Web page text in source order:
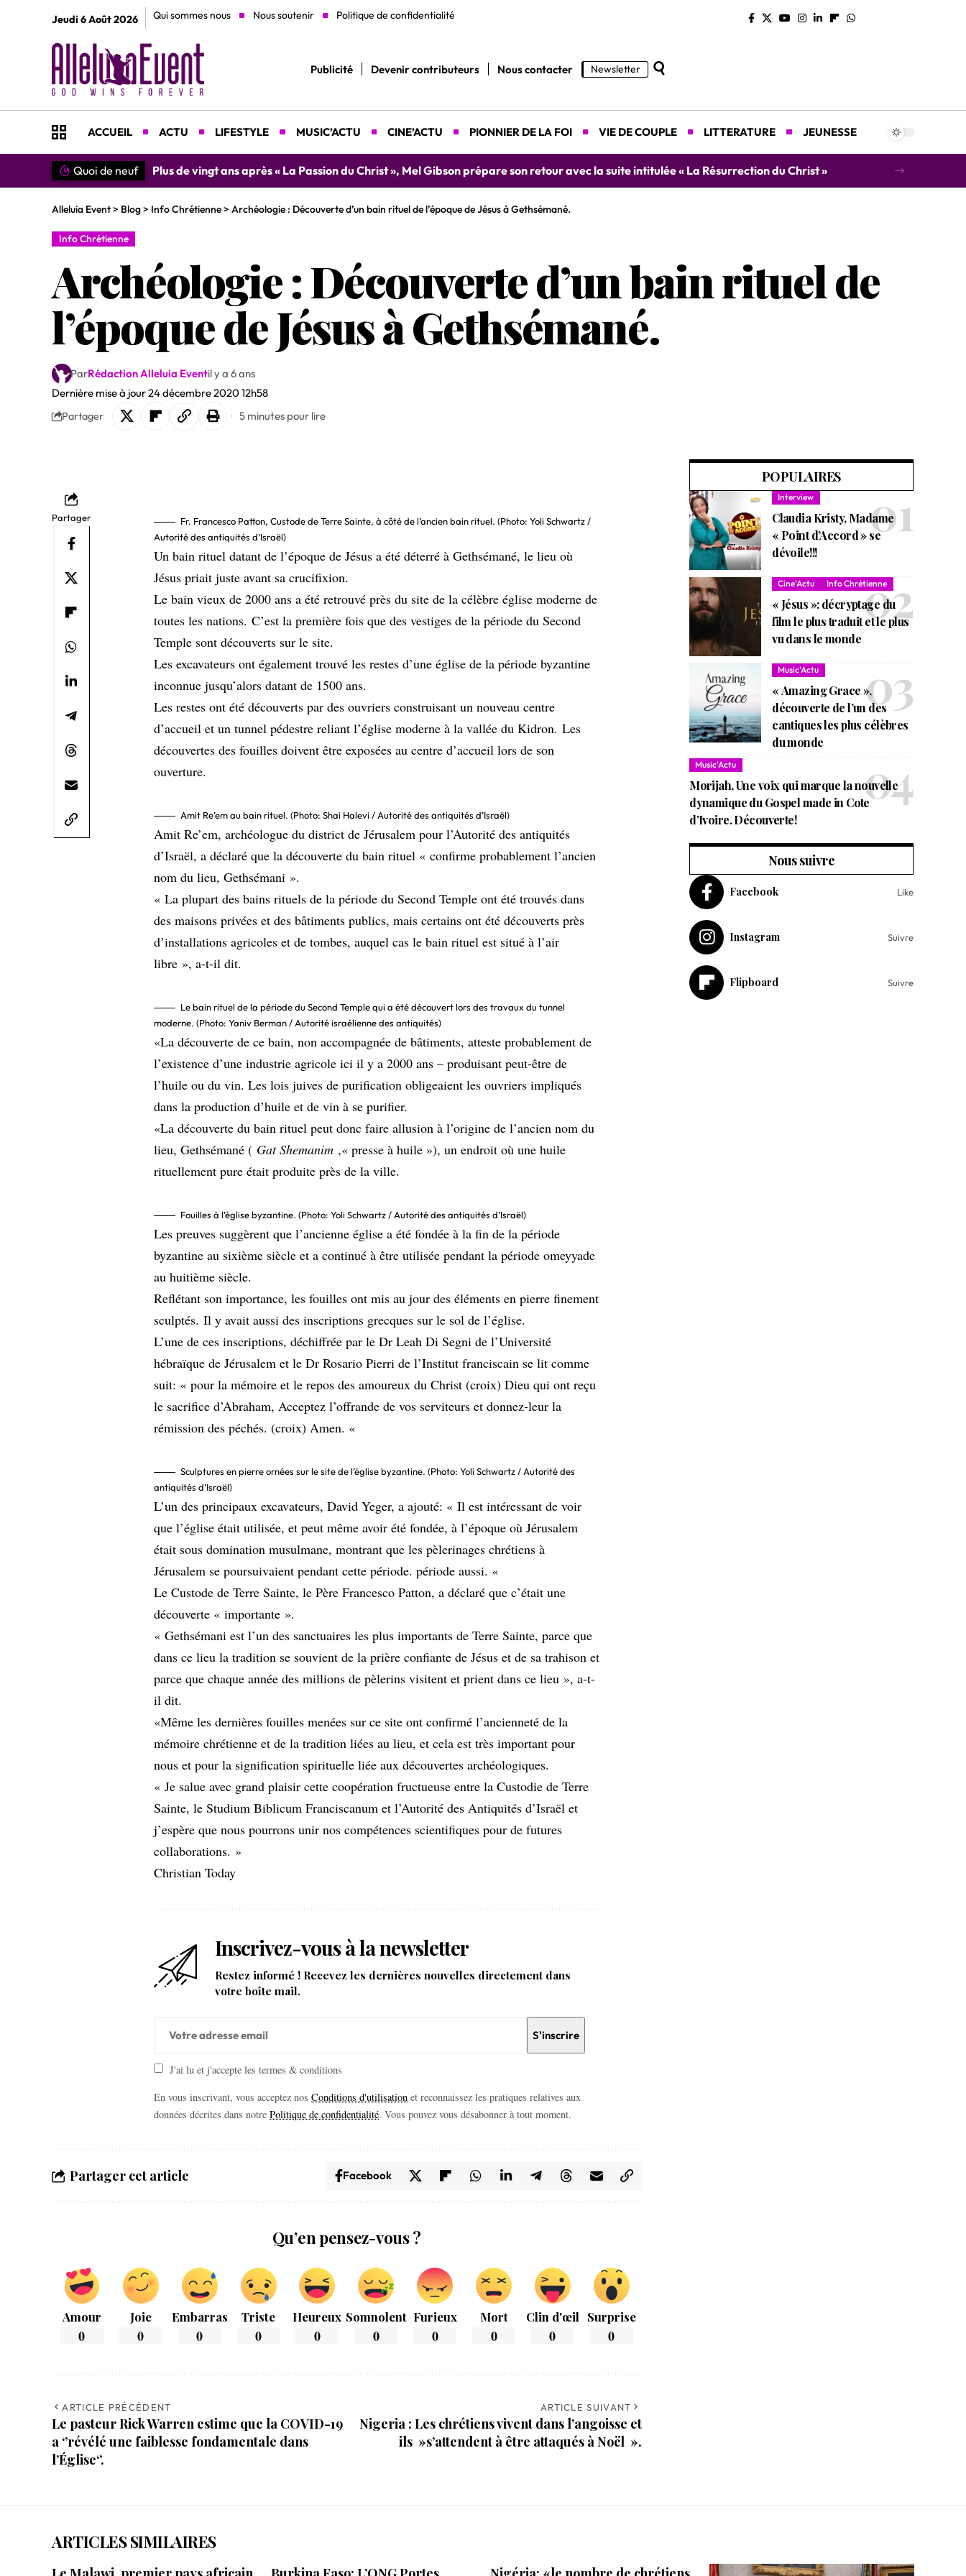
Jeudi 6 Août 2026 Qui sommes nous Nous soutenir Politique de confidentialité
Publicité Devenir contributeurs Nous contacter Newsletter
ACCUEIL ACTU LIFESTYLE MUSIC’ACTU CINE’ACTU PIONNIER DE LA FOI VIE DE COUPLE LITTERATURE JEUNESSE
Quoi de neuf
du Christ » »SIMPLEMENT MERCI » : Chantre Lyah donne rendez-vous le 9 août prochain à Abidjan pour un concert caritatif au profit des orphelins
Alleluia Event> Blog> Info Chrétienne> Archéologie : Découverte d’un bain rituel de l’époque de Jésus à Gethsémané.
Info Chrétienne
Archéologie : Découverte d’un bain rituel de
l’époque de Jésus à Gethsémané.
Dernière mise à jour 24 décembre 2020 12h58
ParRédaction Alleluia Eventil y a 6 ans
Partager 5 minutes pour lire
Partager
Fr. Francesco Patton, Custode de Terre Sainte, à côté de l’ancien bain rituel. (Photo: Yoli Schwartz /
Autorité des antiquités d’Israël)
Un bain rituel datant de l’époque de Jésus a été déterré à Gethsémané, le lieu où
Jésus priait juste avant sa crucifixion.
Le bain vieux de 2000 ans a été retrouvé près du site de la célèbre église moderne de
toutes les nations. C’est la première fois que des vestiges de la période du Second
Temple sont découverts sur le site.
Les excavateurs ont également trouvé les restes d’une église de la période byzantine
inconnue jusqu’alors datant de 1500 ans.
Les restes ont été découverts par des ouvriers construisant un nouveau centre
d’accueil et un tunnel pédestre reliant l’église moderne à la vallée du Kidron. Les
découvertes des fouilles doivent être exposées au centre d’accueil lors de son
ouverture.
Amit Re’em au bain rituel. (Photo: Shai Halevi / Autorité des antiquités d’Israël)
Amit Re’em, archéologue du district de Jérusalem pour l’Autorité des antiquités
d’Israël, a déclaré que la découverte du bain rituel « confirme probablement l’ancien
nom du lieu, Gethsémani ».
« La plupart des bains rituels de la période du Second Temple ont été trouvés dans
des maisons privées et des bâtiments publics, mais certains ont été découverts près
d’installations agricoles et de tombes, auquel cas le bain rituel est situé à l’air
libre », a-t-il dit.
Le bain rituel de la période du Second Temple qui a été découvert lors des travaux du tunnel
moderne. (Photo: Yaniv Berman / Autorité israélienne des antiquités)
«La découverte de ce bain, non accompagnée de bâtiments, atteste probablement de
l’existence d’une industrie agricole ici il y a 2000 ans – produisant peut-être de
l’huile ou du vin. Les lois juives de purification obligeaient les ouvriers impliqués
dans la production d’huile et de vin à se purifier.
«La découverte du bain rituel peut donc faire allusion à l’origine de l’ancien nom du
lieu, Gethsémané ( Gat Shemanim ,« presse à huile »), un endroit où une huile
rituellement pure était produite près de la ville.
Fouilles à l’église byzantine. (Photo: Yoli Schwartz / Autorité des antiquités d’Israël)
Les preuves suggèrent que l’ancienne église a été fondée à la fin de la période
byzantine au sixième siècle et a continué à être utilisée pendant la période omeyyade
au huitième siècle.
Reflétant son importance, les fouilles ont mis au jour des éléments en pierre finement
sculptés. Il y avait aussi des inscriptions grecques sur le sol de l’église.
L’une de ces inscriptions, déchiffrée par le Dr Leah Di Segni de l’Université
hébraïque de Jérusalem et le Dr Rosario Pierri de l’Institut franciscain se lit comme
suit: « pour la mémoire et le repos des amoureux du Christ (croix) Dieu qui ont reçu
le sacrifice d’Abraham, Acceptez l’offrande de vos serviteurs et donnez-leur la
rémission des péchés. (croix) Amen. «
Sculptures en pierre ornées sur le site de l’église byzantine. (Photo: Yoli Schwartz / Autorité des
antiquités d’Israël)
L’un des principaux excavateurs, David Yeger, a ajouté: « Il est intéressant de voir
que l’église était utilisée, et peut même avoir été fondée, à l’époque où Jérusalem
était sous domination musulmane, montrant que les pèlerinages chrétiens à
Jérusalem se poursuivaient pendant cette période. période aussi. «
Le Custode de Terre Sainte, le Père Francesco Patton, a déclaré que c’était une
découverte « importante ».
« Gethsémani est l’un des sanctuaires les plus importants de Terre Sainte, parce que
dans ce lieu la tradition se souvient de la prière confiante de Jésus et de sa trahison et
parce que chaque année des millions de pèlerins visitent et prient dans ce lieu », a-t-
il dit.
«Même les dernières fouilles menées sur ce site ont confirmé l’ancienneté de la
mémoire chrétienne et de la tradition liées au lieu, et cela est très important pour
nous et pour la signification spirituelle liée aux découvertes archéologiques.
« Je salue avec grand plaisir cette coopération fructueuse entre la Custodie de Terre
Sainte, le Studium Biblicum Franciscanum et l’Autorité des Antiquités d’Israël et
j’espère que nous pourrons unir nos compétences scientifiques pour de futures
collaborations. »
Christian Today
Inscrivez-vous à la newsletter
Restez informé ! Recevez les dernières nouvelles directement dans
votre boîte mail.
J'ai lu et j'accepte les termes & conditions
En vous inscrivant, vous acceptez nosConditions d'utilisation et reconnaissez les pratiques relatives aux
données décrites dans notrePolitique de confidentialité. Vous pouvez vous désabonner à tout moment.
Partager cet article Facebook
Qu’en pensez-vous ?
Amour
0
Joie
0
Embarras
0
Triste
0
Heureux
0
Somnolent
0
Furieux
0
Mort
0
Clin d'œil
0
Surprise
0
ARTICLE PRÉCÉDENT
Le pasteur Rick Warren estime que la COVID-19
a ‘’révélé une faiblesse fondamentale dans
l’Église‘’.
ARTICLE SUIVANT
Nigeria : Les chrétiens vivent dans l’angoisse et
ils »s’attendent à être attaqués à Noël ».
POPULAIRES
Interview
Claudia Kristy, Madame
« Point d’Accord » se
dévoile!!!
Cine'Actu Info Chrétienne
« Jésus »: décryptage du
film le plus traduit et le plus
vu dans le monde
Music'Actu
« Amazing Grace »,
découverte de l’un des
cantiques les plus célèbres
du monde
Music'Actu
Morijah, Une voix qui marque la nouvelle
dynamique du Gospel made in Cote
d’Ivoire. Découverte!
Nous suivre
Facebook Like
Instagram Suivre
Flipboard Suivre
ARTICLES SIMILAIRES